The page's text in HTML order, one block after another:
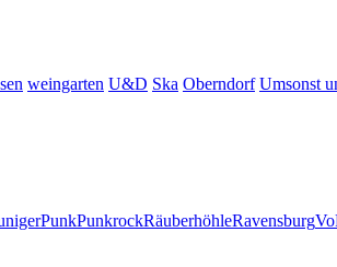
weingarten U&D Ska Oberndorf Umsonst
PunkPunkrockRäuberhöhleRavensburg